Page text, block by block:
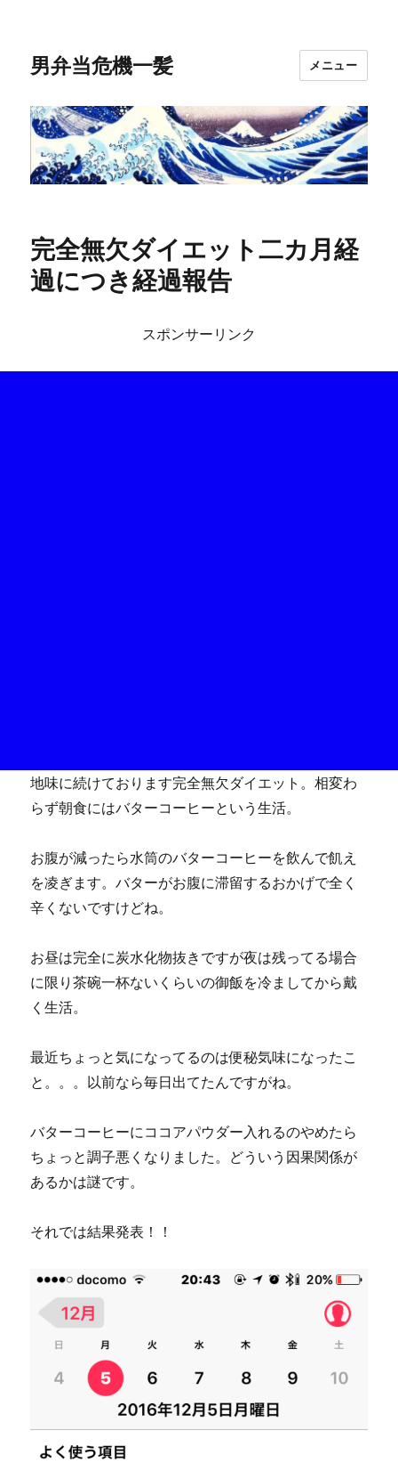
男弁当危機一髪 メニュー
完全無欠ダイエット二カ月経
過につき経過報告
スポンサーリンク
地味に続けております完全無欠ダイエット。相変わ
らず朝食にはバターコーヒーという生活。
お腹が減ったら水筒のバターコーヒーを飲んで飢え
を凌ぎます。バターがお腹に滞留するおかげで全く
辛くないですけどね。
お昼は完全に炭水化物抜きですが夜は残ってる場合
に限り茶碗一杯ないくらいの御飯を冷ましてから戴
く生活。
最近ちょっと気になってるのは便秘気味になったこ
と。。。以前なら毎日出てたんですがね。
バターコーヒーにココアパウダー入れるのやめたら
ちょっと調子悪くなりました。どういう因果関係が
あるかは謎です。
それでは結果発表！！